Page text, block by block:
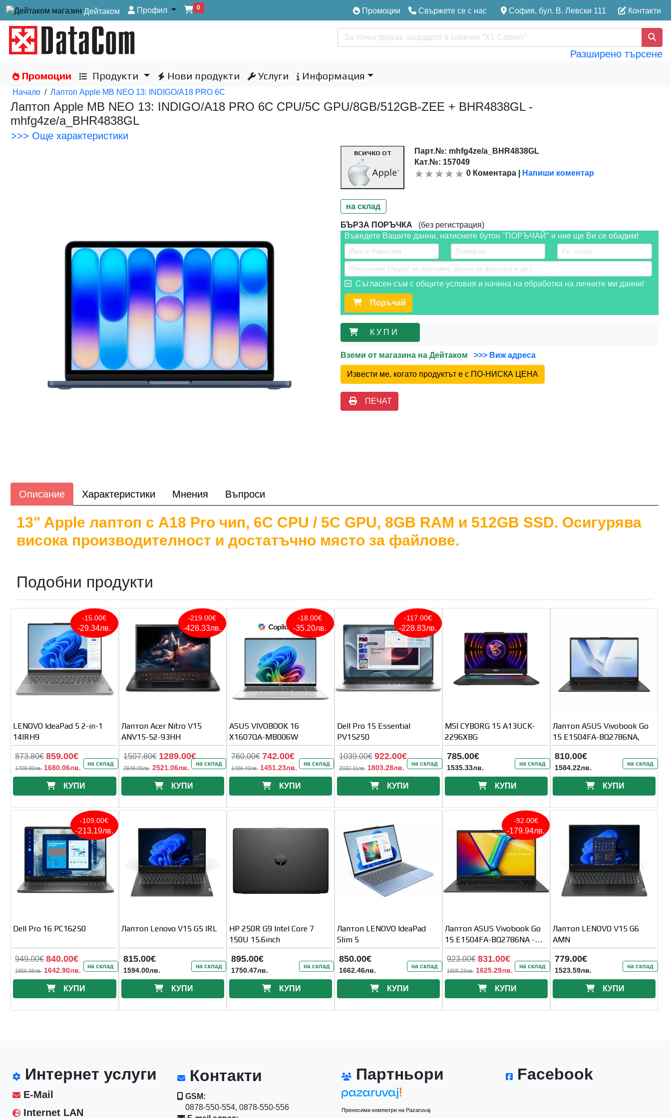
Дейтаком Профил 0 Промоции Свържете се с нас София, бул. В. Левски 111 Контакти
Разширено търсене
Промоции Продукти Нови продукти Услуги Информация
Начало / Лаптоп Apple MB NEO 13: INDIGO/A18 PRO 6C
Лаптоп Apple MB NEO 13: INDIGO/A18 PRO 6C CPU/5C GPU/8GB/512GB-ZEE + BHR4838GL -
mhfg4ze/a_BHR4838GL
>>> Още характеристики
ВСИЧКО ОТ Парт.№: mhfg4ze/a_BHR4838GL
Кат.№: 157049
0 Коментара Напиши коментар
на склад
БЪРЗА ПОРЪЧКА (без регистрация)
Въведете Вашите данни, натиснете бутон "ПОРЪЧАЙ" и ние ще Ви се обадим!
Съгласен съм с общите условия и начина на обработка на личните ми данни!
Поръчай
К У П И
Вземи от магазина на Дейтаком >>> Виж адреса
Извести ме, когато продуктът е с ПО-НИСКА ЦЕНА
ПЕЧАТ
Описание Характеристики Мнения Въпроси
13" Apple лаптоп с A18 Pro чип, 6C CPU / 5C GPU, 8GB RAM и 512GB SSD. Осигурява
висока производителност и достатъчно място за файлове.
Подобни продукти
-15.00€
-29.34лв.
LENOVO IdeaPad 5 2-in-1
14IRH9
873.80€ 859.00€
1709.00лв. 1680.06лв. на склад
КУПИ
-219.00€
-428.33лв.
Лаптоп Acer Nitro V15
ANV15-52-93HH
1507.80€ 1289.00€
2949.00лв. 2521.06лв. на склад
КУПИ
-18.00€
-35.20лв.
ASUS VIVOBOOK 16
X1607QA-MB006W
760.00€ 742.00€
1486.43лв. 1451.23лв. на склад
КУПИ
-117.00€
-228.83лв.
Dell Pro 15 Essential
PV15250
1039.00€ 922.00€
2032.11лв. 1803.28лв. на склад
КУПИ
MSI CYBORG 15 A13UCK-
2296XBG
785.00€
1535.33лв. на склад
КУПИ
Лаптоп ASUS Vivobook Go
15 E1504FA-BQ2786NA,
810.00€
1584.22лв. на склад
КУПИ
-109.00€
-213.19лв.
Dell Pro 16 PC16250
949.00€ 840.00€
1856.08лв. 1642.90лв. на склад
КУПИ
Лаптоп Lenovo V15 G5 IRL
815.00€
1594.00лв. на склад
КУПИ
HP 250R G9 Intel Core 7
150U 15.6inch
895.00€
1750.47лв. на склад
КУПИ
Лаптоп LENOVO IdeaPad
Slim 5
850.00€
1662.46лв. на склад
КУПИ
-92.00€
-179.94лв.
Лаптоп ASUS Vivobook Go
15 E1504FA-BQ2786NA -
15.6" IPS FullHD
923.00€ 831.00€
1805.23лв. 1625.29лв. на склад
КУПИ
Лаптоп LENOVO V15 G6
AMN
779.00€
1523.59лв. на склад
КУПИ
Интернет услуги
E-Mail
Internet LAN
Контакти
GSM:
0878-550-554, 0878-550-556
Партньори
Преносими компютри на Pazaruvaj
Facebook